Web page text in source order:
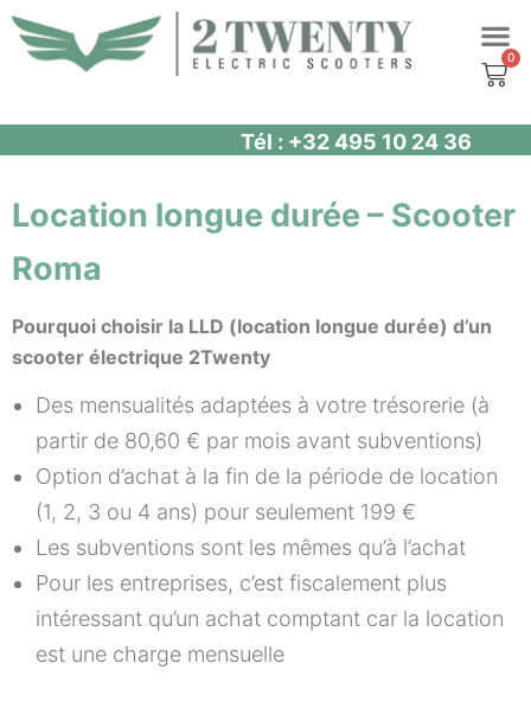
Aller
au
Tél : +32 495 10 24 36
Location longue durée – Scooter
Roma
Pourquoi choisir la LLD (location longue durée) d’un
scooter électrique 2Twenty
Des mensualités adaptées à votre trésorerie (à
partir de 80,60 € par mois avant subventions)
Option d’achat à la fin de la période de location
(1, 2, 3 ou 4 ans) pour seulement 199 €
Les subventions sont les mêmes qu’à l’achat
Pour les entreprises, c’est fiscalement plus
intéressant qu’un achat comptant car la location
est une charge mensuelle